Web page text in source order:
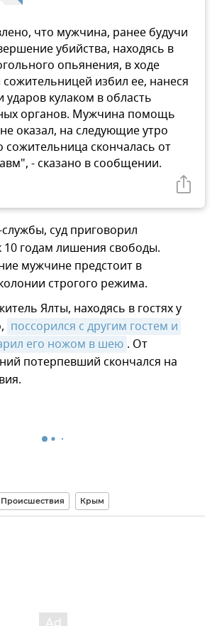
что мужчина, ранее будучи
убийства, находясь в
опьянения, в ходе
избил ее, нанеся
кулаком в область
органов. Мужчина помощь
оказал, на следующие утро
сожительница скончалась от
- сказано в сообщении.
суд приговорил
годам лишения свободы.
мужчине предстоит в
строгого режима.
Ялты, находясь в гостях у
поссорился с другим гостем и
его ножом в шею . От
потерпевший скончался на
Происшествия Крым